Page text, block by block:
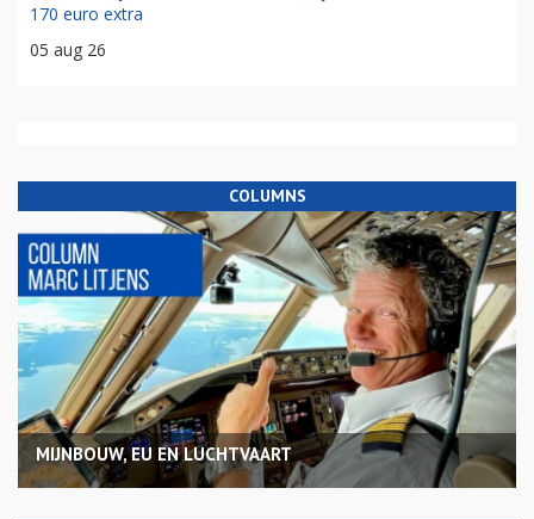
170 euro extra
05 aug 26
COLUMNS
MIJNBOUW, EU EN LUCHTVAART